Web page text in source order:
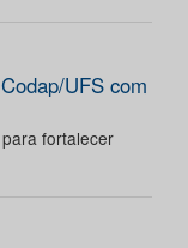
UFS com
fortalecer